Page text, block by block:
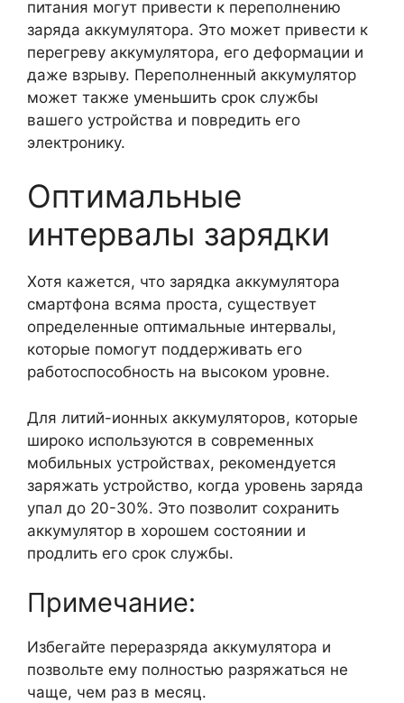
питания могут привести к переполнению
заряда аккумулятора. Это может привести к
перегреву аккумулятора, его деформации и
даже взрыву. Переполненный аккумулятор
может также уменьшить срок службы
вашего устройства и повредить его
электронику.
Оптимальные
интервалы зарядки
Хотя кажется, что зарядка аккумулятора
смартфона всяма проста, существует
определенные оптимальные интервалы,
которые помогут поддерживать его
работоспособность на высоком уровне.
Для литий-ионных аккумуляторов, которые
широко используются в современных
мобильных устройствах, рекомендуется
заряжать устройство, когда уровень заряда
упал до 20-30%. Это позволит сохранить
аккумулятор в хорошем состоянии и
продлить его срок службы.
Примечание:
Избегайте переразряда аккумулятора и
позвольте ему полностью разряжаться не
чаще, чем раз в месяц.